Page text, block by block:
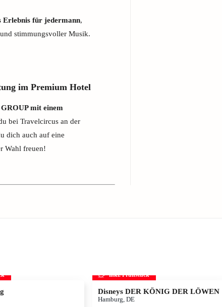
Erlebnis für jedermann,
stimmungsvoller Musik.
im Premium Hotel
mit einem
bei Travelcircus an der
dich auch auf eine
Wahl freuen!
inkl. Frühstück
Disneys DER KÖNIG DER LÖWEN
Hamburg, DE